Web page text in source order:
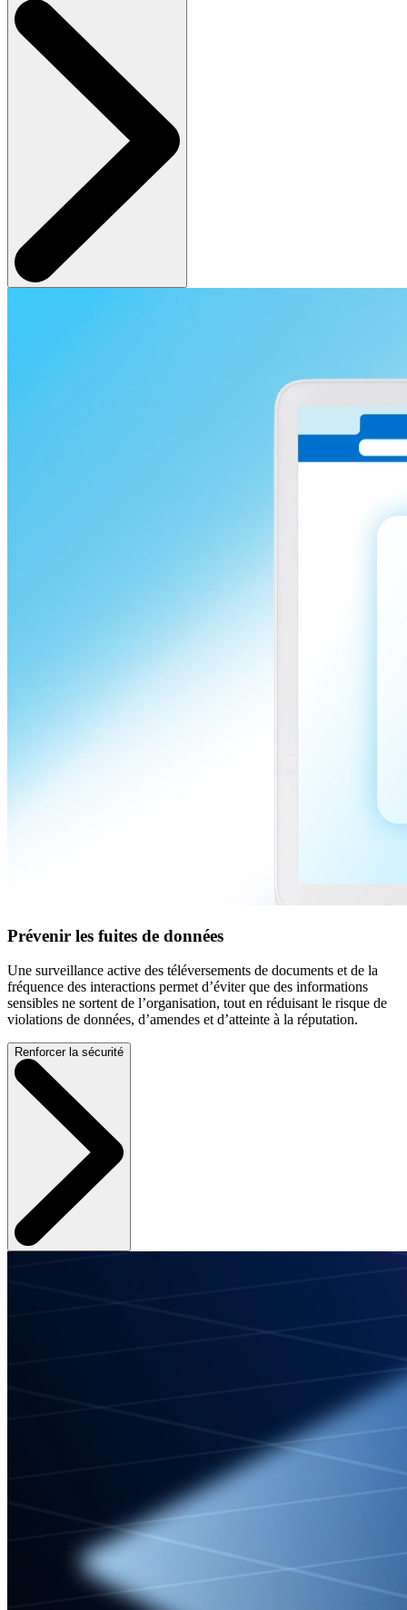
Prévenir les fuites de données
Une surveillance active des téléversements de documents et de la
fréquence des interactions permet d’éviter que des informations
sensibles ne sortent de l’organisation, tout en réduisant le risque de
violations de données, d’amendes et d’atteinte à la réputation.
Renforcer la sécurité